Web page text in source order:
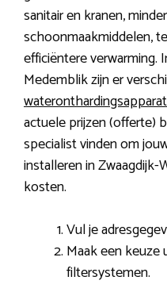
sanitair en kranen,
schoonmaakmiddelen,
efficiëntere verwarming.
Medemblik zijn er
actuele prijzen (offerte)
specialist vinden om
installeren in
kosten.
Vul je
Maak een
filtersystemen.